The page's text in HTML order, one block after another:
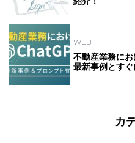
WEB
不動産業務に
最新事例とす
カ